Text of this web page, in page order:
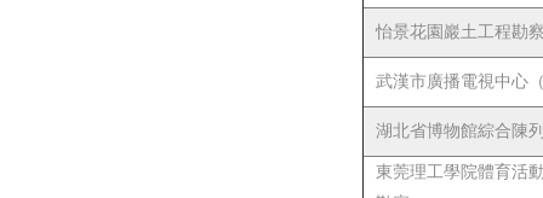
怡景花園巖土工程勘
武漢市廣播電視中心
湖北省博物館綜合陳
東莞理工學院體育活